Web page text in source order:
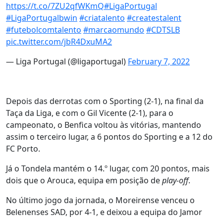
https://t.co/7ZU2qfWKmQ#LigaPortugal
#LigaPortugalbwin #criatalento #createstalent
#futebolcomtalento #marcaomundo #CDTSLB
pic.twitter.com/jbR4DxuMA2
— Liga Portugal (@ligaportugal) February 7, 2022
Depois das derrotas com o Sporting (2-1), na final da
Taça da Liga, e com o Gil Vicente (2-1), para o
campeonato, o Benfica voltou às vitórias, mantendo
assim o terceiro lugar, a 6 pontos do Sporting e a 12 do
FC Porto.
Já o Tondela mantém o 14.º lugar, com 20 pontos, mais
dois que o Arouca, equipa em posição deplay-off.
No último jogo da jornada, o Moreirense venceu o
Belenenses SAD, por 4-1, e deixou a equipa do Jamor